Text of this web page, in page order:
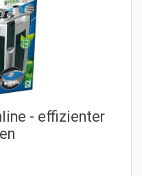
- effizienter